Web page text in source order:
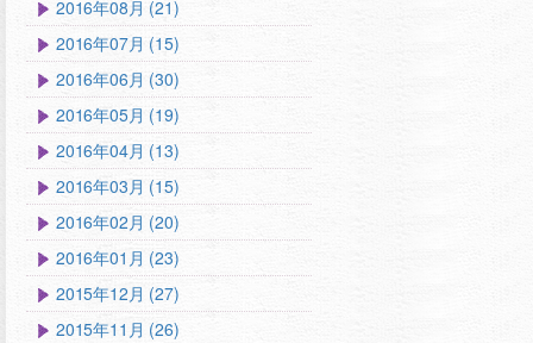
2016年08月 (21)
2016年07月 (15)
2016年06月 (30)
2016年05月 (19)
2016年04月 (13)
2016年03月 (15)
2016年02月 (20)
2016年01月 (23)
2015年12月 (27)
2015年11月 (26)